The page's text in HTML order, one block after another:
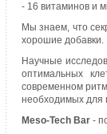
- 16 витаминов и
Мы знаем, что
хорошие добавки.
Научные
оптимальных
современном
необходимых для
Meso-Tech Bar -